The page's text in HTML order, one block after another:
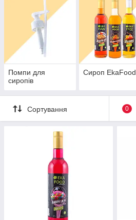
Помпи для
сиропів
Сироп EkaFood
Сортування 0